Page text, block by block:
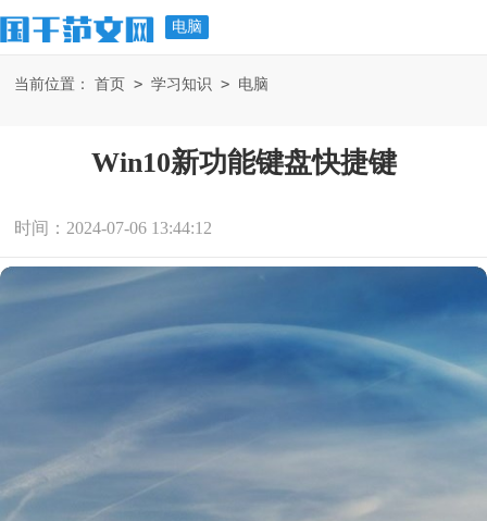
电脑
当前位置： 首页 > 学习知识 > 电脑
Win10新功能键盘快捷键
时间：2024-07-06 13:44:12